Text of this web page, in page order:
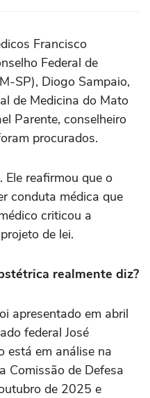
Francisco
Federal de
SP), Diogo Sampaio,
de Medicina do Mato
Parente, conselheiro
procurados.
Ele reafirmou que o
conduta médica que
criticou a
de lei.
realmente diz?
apresentado em abril
federal José
está em análise na
Comissão de Defesa
de 2025 e